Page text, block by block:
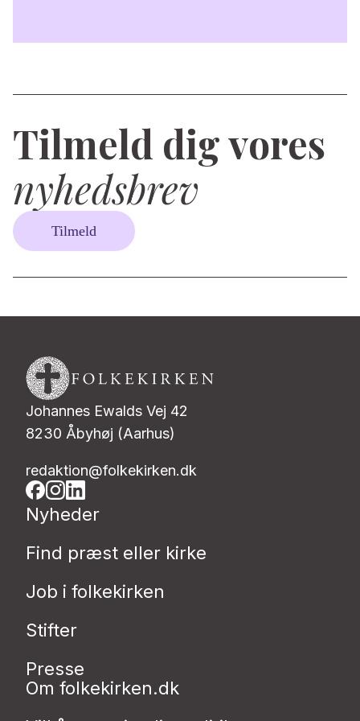
Tilmeld dig vores
nyhedsbrev
Tilmeld
Johannes Ewalds Vej 42
8230 Åbyhøj (Aarhus)
redaktion@folkekirken.dk
Nyheder
Find præst eller kirke
Job i folkekirken
Stifter
Presse
Om folkekirken.dk